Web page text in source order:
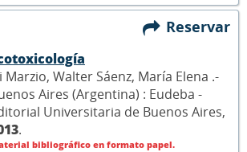
Reservar
Marzio, Walter Sáenz, María Elena .-
Aires (Argentina) : Eudeba -
Universitaria de Buenos Aires,
.
bibliográfico en formato papel.